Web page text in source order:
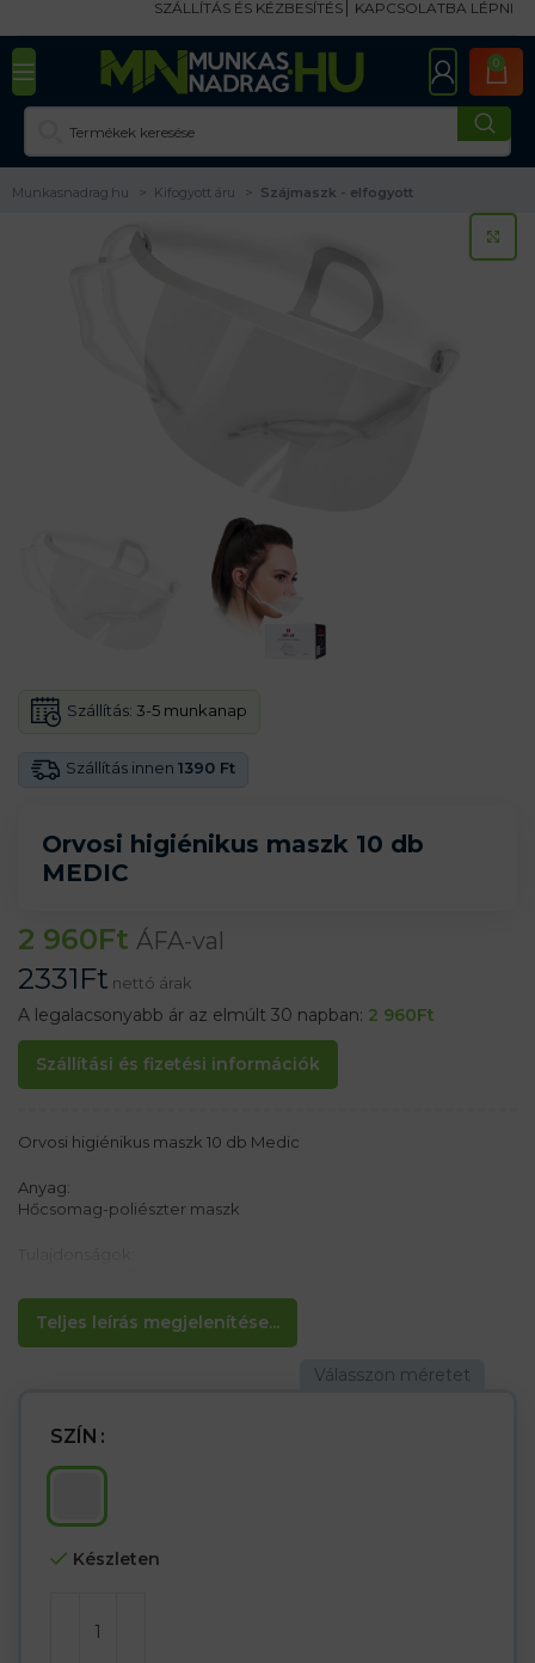
SZÁLLÍTÁS ÉS KÉZBESÍTÉS KAPCSOLATBA LÉPNI
0
Munkasnadrag.hu Kifogyott áru Szájmaszk - elfogyott
Orvosi higiénikus maszk 10 db
MEDIC
Szállítás innen 1390 Ft
Szállítás: 3-5 munkanap
2 960Ft ÁFA-val
2331Ft nettó árak
A legalacsonyabb ár az elmúlt 30 napban: 2 960Ft
Szállítási és fizetési információk
Teljes leírás megjelenítése...
Orvosi higiénikus maszk 10 db Medic
Anyag:
Hőcsomag-poliészter maszk
– 14 üvegméret 14. cm x 6 cm
– 2 elasztikus sáv az oldalán, hogy rögzítse a füleket
– 10 darab csomagja
A termék nem segít a légzőrendszer védelméhez.
SZÍN
Készleten